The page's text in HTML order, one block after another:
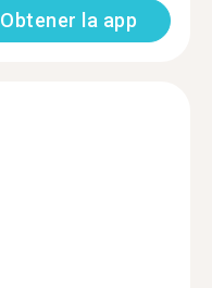
Obtener la app